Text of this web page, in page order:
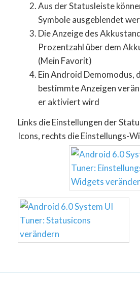
Aus der Statusleiste
Symbole ausgeblendet
Die Anzeige des
Prozentzahl über dem
(Mein Favorit)
Ein Android Demomodus,
bestimmte Anzeigen
er aktiviert wird
Links die Einstellungen der
Icons, rechts die Einstellungs-